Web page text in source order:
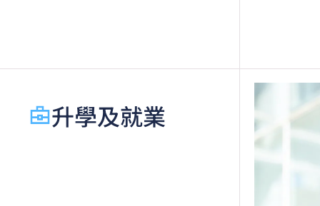
語語
起
香
級」
文
升學及就業